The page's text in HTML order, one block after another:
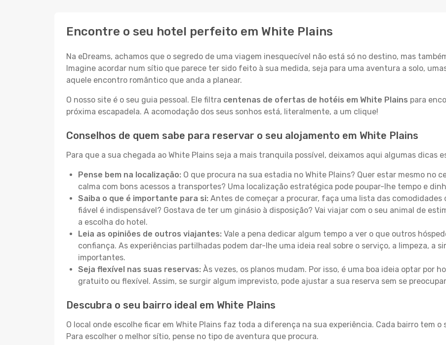
Encontre o seu hotel perfeito em White Plains
Na eDreams, achamos que o segredo de uma viagem inesquecível não está só no destino, mas
Imagine acordar num sítio que parece ter sido feito à sua medida, seja para uma aventura a solo,
aquele encontro romântico que anda a planear.
O nosso site é o seu guia pessoal. Ele filtra centenas de ofertas de hotéis em White Plains para
próxima escapadela. A acomodação dos seus sonhos está, literalmente, a um clique!
Conselhos de quem sabe para reservar o seu alojamento em White Plains
Para que a sua chegada ao White Plains seja a mais tranquila possível, deixamos aqui algumas dicas
Pense bem na localização: O que procura na sua estadia no White Plains? Quer estar mesmo no
calma com bons acessos a transportes? Uma localização estratégica pode poupar-lhe tempo e
Saiba o que é importante para si: Antes de começar a procurar, faça uma lista das comodidades
fiável é indispensável? Gostava de ter um ginásio à disposição? Vai viajar com o seu animal de
a escolha do hotel.
Leia as opiniões de outros viajantes: Vale a pena dedicar algum tempo a ver o que outros
confiança. As experiências partilhadas podem dar-lhe uma ideia real sobre o serviço, a limpeza, a
importantes.
Seja flexível nas suas reservas: Às vezes, os planos mudam. Por isso, é uma boa ideia optar por
gratuito ou flexível. Assim, se surgir algum imprevisto, pode ajustar a sua reserva sem se
Descubra o seu bairro ideal em White Plains
O local onde escolhe ficar em White Plains faz toda a diferença na sua experiência. Cada bairro tem
Para escolher o melhor sítio, pense no tipo de aventura que procura.